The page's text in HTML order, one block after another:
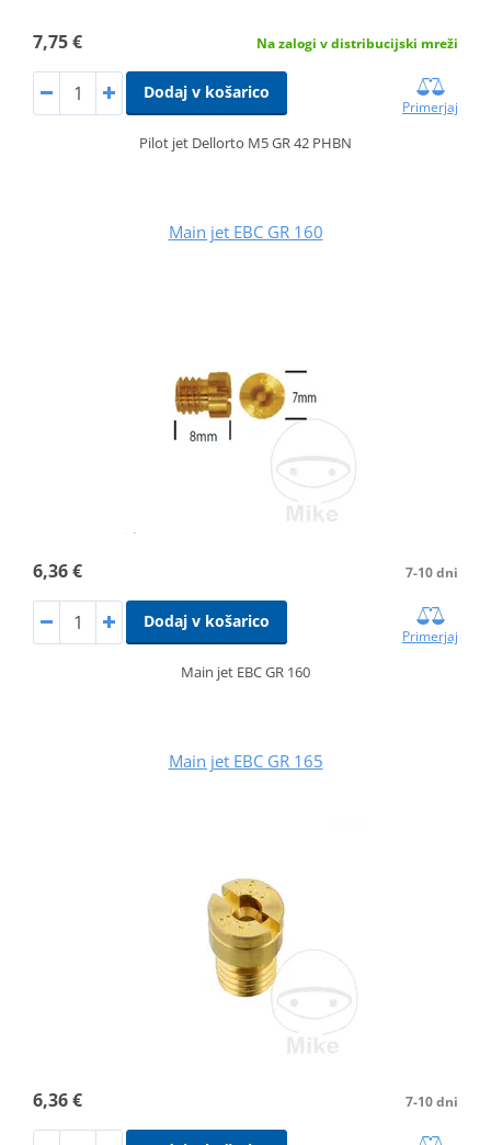
7,75 € Na zalogi v distribucijski mreži
Dodaj v košarico
Primerjaj
Pilot jet Dellorto M5 GR 42 PHBN
Main jet EBC GR 160
6,36 € 7-10 dni
Dodaj v košarico
Primerjaj
Main jet EBC GR 160
Main jet EBC GR 165
6,36 € 7-10 dni